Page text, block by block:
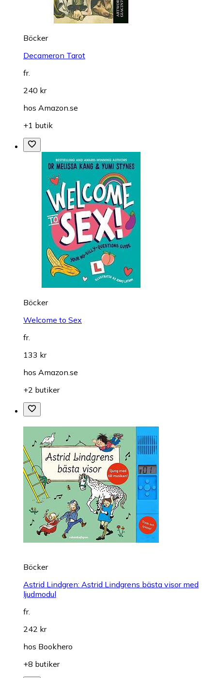
Böcker
Decameron Tarot
fr.
240 kr
hos Amazon.se
+1 butik
Böcker
Welcome to Sex
fr.
133 kr
hos Amazon.se
+2 butiker
Böcker
Astrid Lindgren: Astrid Lindgrens bästa visor med
ljudmodul
fr.
242 kr
hos Bookhero
+8 butiker